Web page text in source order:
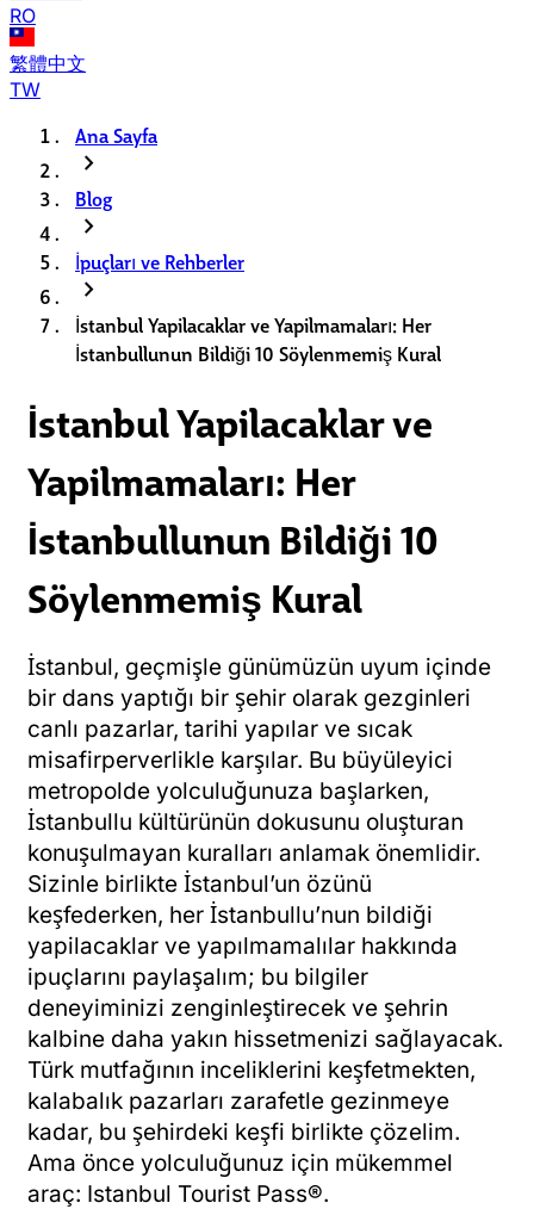
RO
繁體中文
TW
Ana Sayfa
chevron_right
Blog
chevron_right
İpuçları ve Rehberler
chevron_right
İstanbul Yapilacaklar ve Yapilmamaları: Her
İstanbullunun Bildiği 10 Söylenmemiş Kural
İstanbul Yapilacaklar ve
Yapilmamaları: Her
İstanbullunun Bildiği 10
Söylenmemiş Kural
İstanbul, geçmişle günümüzün uyum içinde
bir dans yaptığı bir şehir olarak gezginleri
canlı pazarlar, tarihi yapılar ve sıcak
misafirperverlikle karşılar. Bu büyüleyici
metropolde yolculuğunuza başlarken,
İstanbullu kültürünün dokusunu oluşturan
konuşulmayan kuralları anlamak önemlidir.
Sizinle birlikte İstanbul’un özünü
keşfederken, her İstanbullu’nun bildiği
yapilacaklar ve yapılmamalılar hakkında
ipuçlarını paylaşalım; bu bilgiler
deneyiminizi zenginleştirecek ve şehrin
kalbine daha yakın hissetmenizi sağlayacak.
Türk mutfağının inceliklerini keşfetmekten,
kalabalık pazarları zarafetle gezinmeye
kadar, bu şehirdeki keşfi birlikte çözelim.
Ama önce yolculuğunuz için mükemmel
araç: Istanbul Tourist Pass®.